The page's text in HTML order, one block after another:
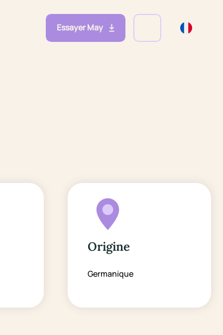
Essayer May
Origine
Germanique